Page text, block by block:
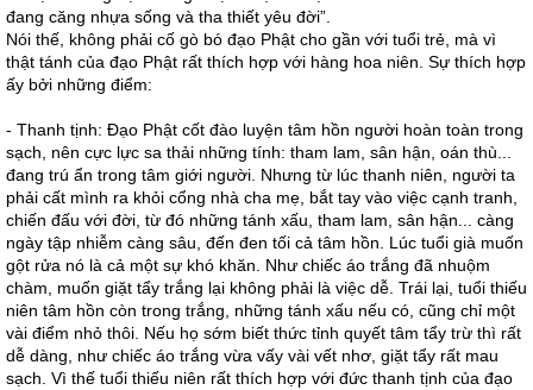
đang căng nhựa sống và tha thiết yêu đời”.
Nói thế, không phải cố gò bó đạo Phật cho gần với tuổi trẻ, mà vì
thật tánh của đạo Phật rất thích hợp với hàng hoa niên. Sự thích hợp
ấy bởi những điểm:
- Thanh tịnh: Đạo Phật cốt đào luyện tâm hồn người hoàn toàn trong
sạch, nên cực lực sa thải những tính: tham lam, sân hận, oán thù...
đang trú ẩn trong tâm giới người. Nhưng từ lúc thanh niên, người ta
phải cất mình ra khỏi cổng nhà cha mẹ, bắt tay vào việc cạnh tranh,
chiến đấu với đời, từ đó những tánh xấu, tham lam, sân hận... càng
ngày tập nhiễm càng sâu, đến đen tối cả tâm hồn. Lúc tuổi già muốn
gột rửa nó là cả một sự khó khăn. Như chiếc áo trắng đã nhuộm
chàm, muốn giặt tẩy trắng lại không phải là việc dễ. Trái lại, tuổi thiếu
niên tâm hồn còn trong trắng, những tánh xấu nếu có, cũng chỉ một
vài điểm nhỏ thôi. Nếu họ sớm biết thức tỉnh quyết tâm tẩy trừ thì rất
dễ dàng, như chiếc áo trắng vừa vấy vài vết nhơ, giặt tẩy rất mau
sạch. Vì thế tuổi thiếu niên rất thích hợp với đức thanh tịnh của đạo